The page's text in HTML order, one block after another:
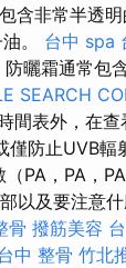
含非常半透
。 台中 spa
曬霜通常包
SEARCH
間表外，在
僅防止UVB輻
PA，PA，
以及要注意
骨 撥筋美容
中 整骨 竹北